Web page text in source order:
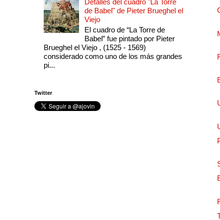
Detalles del cuadro "La Torre
de Babel" de Pieter Brueghel el
Viejo
El cuadro de “La Torre de
Babel” fue pintado por Pieter
Brueghel el Viejo , (1525 - 1569)
considerado como uno de los más grandes
pi...
Twitter